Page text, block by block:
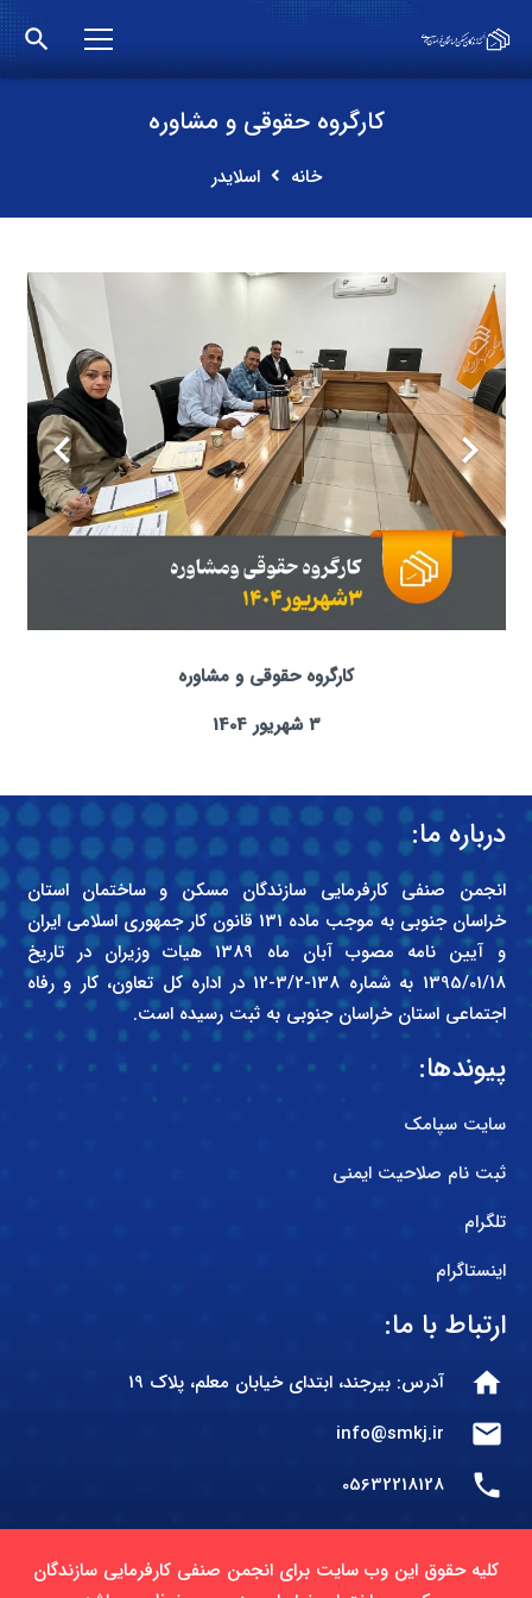
search
کارگروه حقوقی و مشاوره
خانه اسلایدر
کارگروه حقوقی و مشاوره
3 شهریور 1404
درباره ما:
انجمن صنفی کارفرمایی سازندگان مسکن و ساختمان استان
خراسان جنوبی به موجب ماده 131 قانون کار جمهوری اسلامی ایران
و آیین نامه مصوب آبان ماه 1389 هیات وزیران در تاریخ
1395/01/18 به شماره 138-3/2-12 در اداره کل تعاون، کار و رفاه
اجتماعی استان خراسان جنوبی به ثبت رسیده است.
پیوندها:
سایت سپامک
ثبت نام صلاحیت ایمنی
تلگرام
اینستاگرام
ارتباط با ما:
home آدرس: بیرجند، ابتدای خیابان معلم، پلاک 19
mail
info@smkj.ir
phone
05632218128
کلیه حقوق این وب سایت برای انجمن صنفی کارفرمایی سازندگان